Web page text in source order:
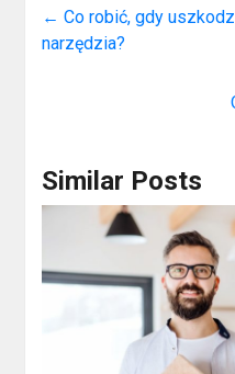
← Co robić, gdy
narzędzia?
Similar Posts